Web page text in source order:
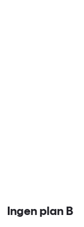
Ingen plan B